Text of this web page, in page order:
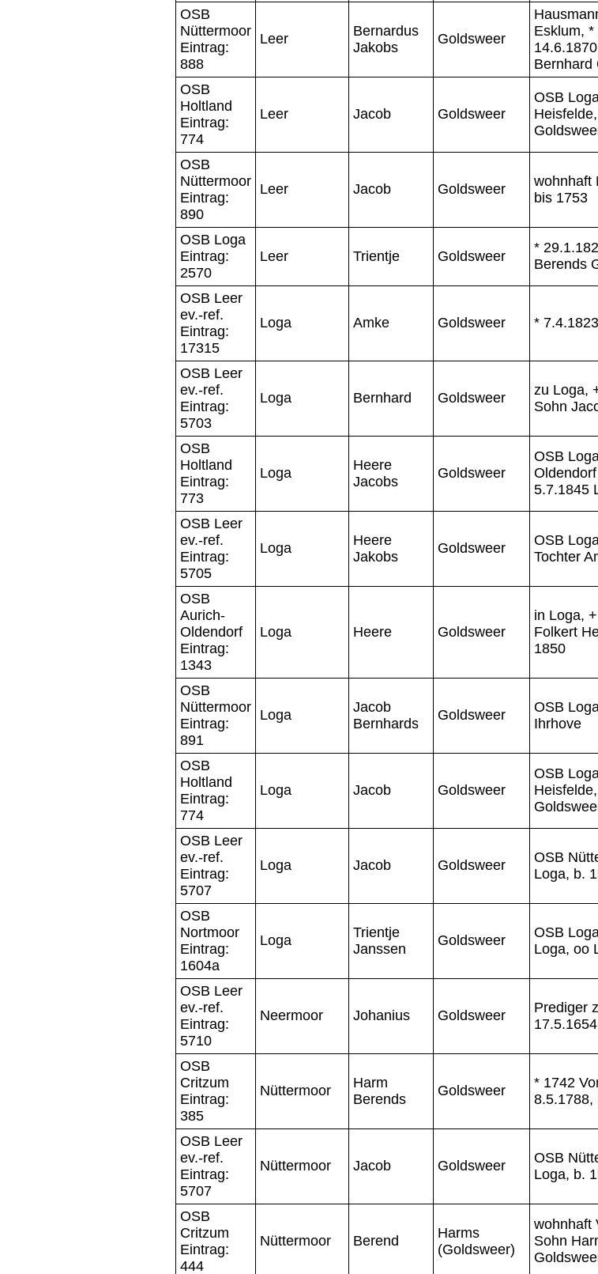
OSB
Nüttermoor
Eintrag:
888
Leer
Bernardus
Jakobs
Goldsweer
Esklum,
Bernhard
OSB
Holtland
Eintrag:
774
Leer Jacob Goldsweer
OSB
OSB
Nüttermoor
Eintrag:
890
Leer Jacob Goldsweer
wohnhaft
bis 1753
OSB Loga
Eintrag:
2570
Leer Trientje Goldsweer
*
Berends
OSB Leer
ev.-ref.
Eintrag:
17315
Loga Amke Goldsweer *
OSB Leer
ev.-ref.
Eintrag:
5703
Loga Bernhard Goldsweer
zu Loga,
Sohn
OSB
Holtland
Eintrag:
773
Loga
Heere
Jacobs
Goldsweer
OSB
5.7.1845
OSB Leer
ev.-ref.
Eintrag:
5705
Loga
Heere
Jakobs
Goldsweer
OSB
Tochter
OSB
Aurich-
Oldendorf
Eintrag:
1343
Loga Heere Goldsweer
in Loga,
Folkert
1850
OSB
Nüttermoor
Eintrag:
891
Loga
Jacob
Bernhards
Goldsweer
OSB
Ihrhove
OSB
Holtland
Eintrag:
774
Loga Jacob Goldsweer
OSB
OSB Leer
ev.-ref.
Eintrag:
5707
Loga Jacob Goldsweer
OSB
Loga, b.
OSB
Nortmoor
Eintrag:
1604a
Loga
Trientje
Janssen
Goldsweer
OSB
Loga, oo
OSB Leer
ev.-ref.
Eintrag:
5710
Neermoor Johanius Goldsweer
Prediger
17.5.1654
OSB
Critzum
Eintrag:
385
Nüttermoor
Harm
Berends
Goldsweer
* 1742
8.5.1788,
OSB Leer
ev.-ref.
Eintrag:
5707
Nüttermoor Jacob Goldsweer
OSB
Loga, b.
OSB
Critzum
Eintrag:
444
Nüttermoor Berend
Harms
(Goldsweer)
wohnhaft
Sohn